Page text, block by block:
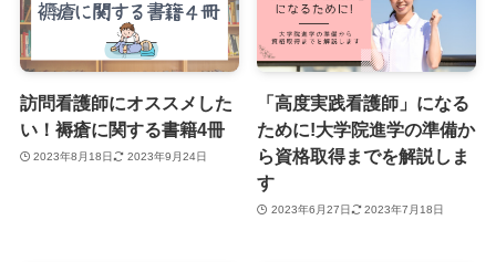
訪問看護師にオススメした
い！褥瘡に関する書籍4冊
2023年8月18日 2023年9月24日
「高度実践看護師」になる
ために!大学院進学の準備か
ら資格取得までを解説しま
す
2023年6月27日 2023年7月18日